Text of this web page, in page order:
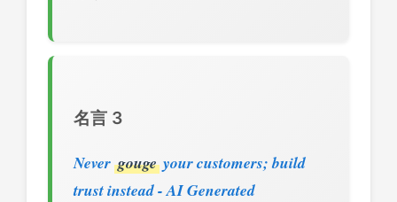
名言 3
Never gouge your customers; build
trust instead - AI Generated